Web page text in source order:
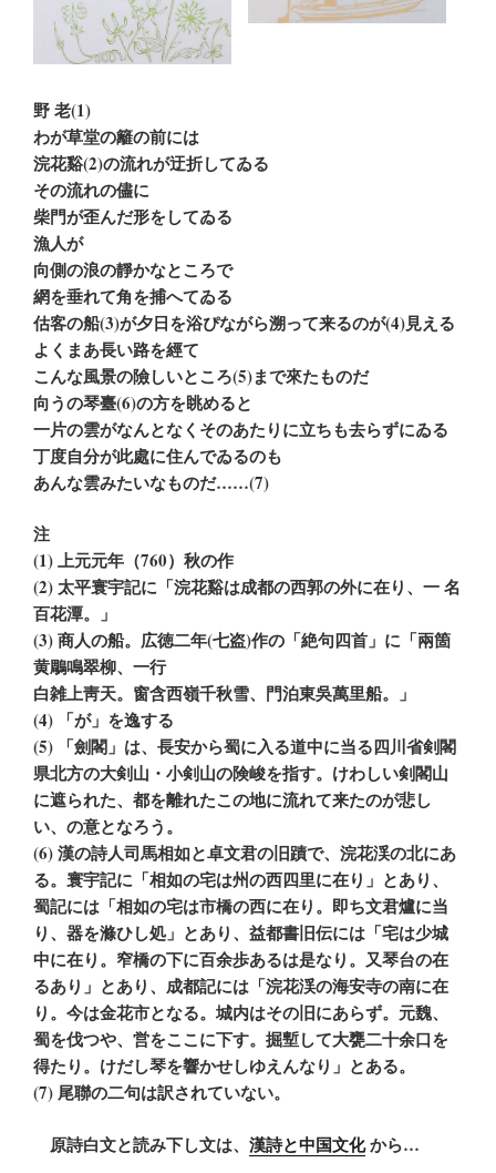
野 老(1)
わが草堂の籬の前には
浣花谿(2)の流れが迂折してゐる
その流れの儘に
柴門が歪んだ形をしてゐる
漁人が
向側の浪の靜かなところで
網を垂れて角を捕へてゐる
估客の船(3)が夕日を浴ぴながら溯って来るのが(4)見える
よくまあ長い路を經て
こんな風景の險しいところ(5)まで來たものだ
向うの琴臺(6)の方を眺めると
一片の雲がなんとなくそのあたりに立ちも去らずにゐる
丁度自分が此處に住んでゐるのも
あんな雲みたいなものだ……(7)
注
(1) 上元元年（760）秋の作
(2) 太平寰宇記に「浣花谿は成都の西郭の外に在り、一 名
百花潭。」
(3) 商人の船。広徳二年(七盗)作の「絶句四首」に「兩箇
黄鵰鳴翠柳、一行
白雑上靑天。窗含西嶺千秋雪、門泊東吳萬里船。」
(4) 「が」を逸する
(5) 「劍閣」は、長安から蜀に入る道中に当る四川省剣閣
県北方の大剣山・小剣山の険峻を指す。けわしい剣閣山
に遮られた、都を離れたこの地に流れて来たのが悲し
い、の意となろう。
(6) 漢の詩人司馬相如と卓文君の旧蹟で、浣花渓の北にあ
る。寰宇記に「相如の宅は州の西四里に在り」とあり、
蜀記には「相如の宅は市橋の西に在り。即ち文君爐に当
り、器を滌ひし処」とあり、益都書旧伝には「宅は少城
中に在り。窄橋の下に百余歩あるは是なり。又琴台の在
るあり」とあり、成都記には「浣花渓の海安寺の南に在
り。今は金花市となる。城内はその旧にあらず。元魏、
蜀を伐つや、営をここに下す。掘塹して大甕二十余口を
得たり。けだし琴を響かせしゆえんなり」とある。
(7) 尾聯の二句は訳されていない。
原詩白文と読み下し文は、 漢詩と中国文化から…